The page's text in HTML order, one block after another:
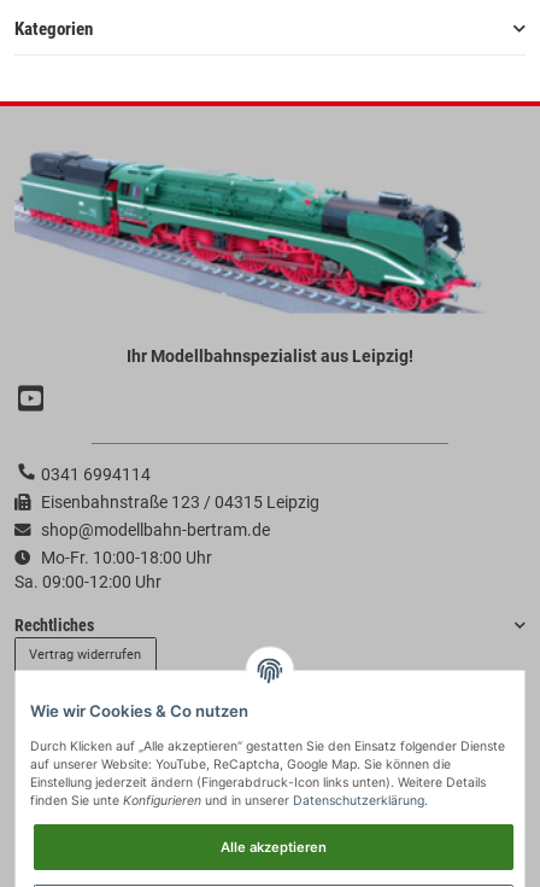
Kategorien
Ihr Modellbahnspezialist aus Leipzig!
0341 6994114
Eisenbahnstraße 123 / 04315 Leipzig
shop@modellbahn-bertram.de
Mo-Fr. 10:00-18:00 Uhr
Sa. 09:00-12:00 Uhr
Rechtliches
Vertrag widerrufen
Zahlung & Versand
Wie wir Cookies & Co nutzen
Durch Klicken auf „Alle akzeptieren“ gestatten Sie den Einsatz folgender Dienste
auf unserer Website: YouTube, ReCaptcha, Google Map. Sie können die
Einstellung jederzeit ändern (Fingerabdruck-Icon links unten). Weitere Details
finden Sie unte Konfigurieren und in unserer Datenschutzerklärung.
Alle akzeptieren